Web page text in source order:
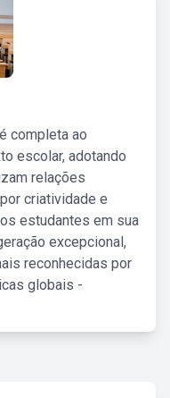
completa ao
escolar, adotando
relações
criatividade e
estudantes em sua
excepcional,
reconhecidas por
globais -